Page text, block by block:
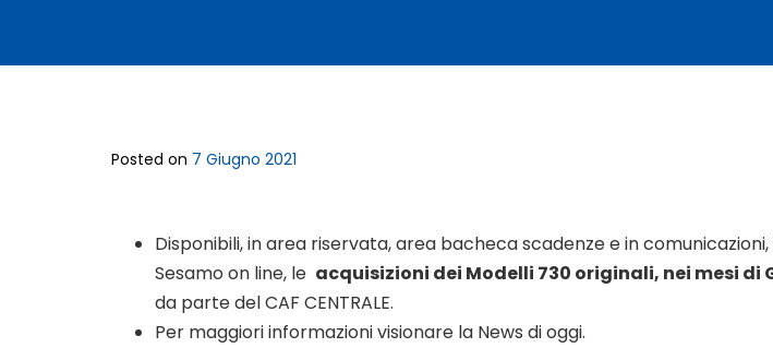
Posted on 7 Giugno 2021
Disponibili, in area riservata, area bacheca scadenze e in
Sesamo on line, le acquisizioni dei Modelli 730 originali, nei mesi di
da parte del CAF CENTRALE.
Per maggiori informazioni visionare la News di oggi.